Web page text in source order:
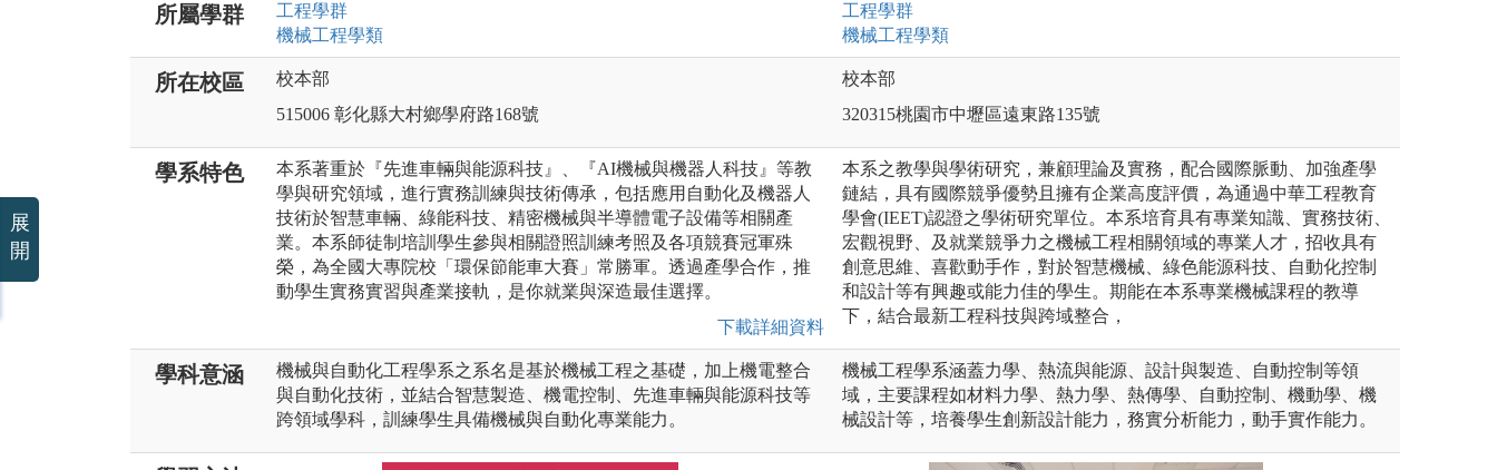
所屬學群 工程學群
機械工程學類
工程學群
機械工程學類
所在校區
校本部
515006 彰化縣大村鄉學府路168號
校本部
320315桃園市中壢區遠東路135號
學系特色
本系著重於『先進車輛與能源科技』、『AI機械與機器人科技』等教
學與研究領域，進行實務訓練與技術傳承，包括應用自動化及機器人
技術於智慧車輛、綠能科技、精密機械與半導體電子設備等相關產
業。本系師徒制培訓學生參與相關證照訓練考照及各項競賽冠軍殊
榮，為全國大專院校「環保節能車大賽」常勝軍。透過產學合作，推
動學生實務實習與產業接軌，是你就業與深造最佳選擇。
下載詳細資料
本系之教學與學術研究，兼顧理論及實務，配合國際脈動、加強產學
鏈結，具有國際競爭優勢且擁有企業高度評價，為通過中華工程教育
學會(IEET)認證之學術研究單位。本系培育具有專業知識、實務技術、
宏觀視野、及就業競爭力之機械工程相關領域的專業人才，招收具有
創意思維、喜歡動手作，對於智慧機械、綠色能源科技、自動化控制
和設計等有興趣或能力佳的學生。期能在本系專業機械課程的教導
下，結合最新工程科技與跨域整合，
學科意涵
機械與自動化工程學系之系名是基於機械工程之基礎，加上機電整合
與自動化技術，並結合智慧製造、機電控制、先進車輛與能源科技等
跨領域學科，訓練學生具備機械與自動化專業能力。
機械工程學系涵蓋力學、熱流與能源、設計與製造、自動控制等領
域，主要課程如材料力學、熱力學、熱傳學、自動控制、機動學、機
械設計等，培養學生創新設計能力，務實分析能力，動手實作能力。
展
開